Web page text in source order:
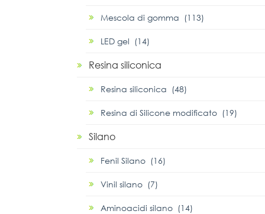
Mescola di gomma (113)
LED gel (14)
Resina siliconica
Resina siliconica (48)
Resina di Silicone modificato (19)
Silano
Fenil Silano (16)
Vinil silano (7)
Aminoacidi silano (14)